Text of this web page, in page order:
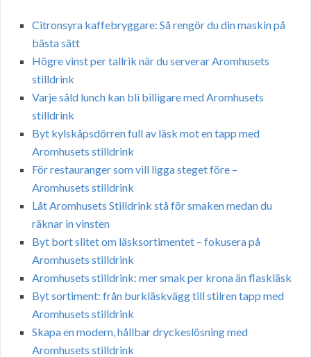
Citronsyra kaffebryggare: Så rengör du din maskin på
bästa sätt
Högre vinst per tallrik när du serverar Aromhusets
stilldrink
Varje såld lunch kan bli billigare med Aromhusets
stilldrink
Byt kylskåpsdörren full av läsk mot en tapp med
Aromhusets stilldrink
För restauranger som vill ligga steget före –
Aromhusets stilldrink
Låt Aromhusets Stilldrink stå för smaken medan du
räknar in vinsten
Byt bort slitet om läsksortimentet – fokusera på
Aromhusets stilldrink
Aromhusets stilldrink: mer smak per krona än flaskläsk
Byt sortiment: från burkläskvägg till stilren tapp med
Aromhusets stilldrink
Skapa en modern, hållbar dryckeslösning med
Aromhusets stilldrink